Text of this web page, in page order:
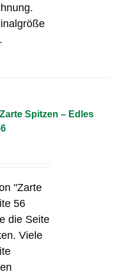
Spitzen – Edles
"Zarte
56
die Seite
Viele